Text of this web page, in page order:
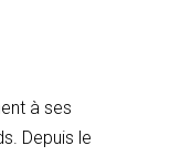
à ses
Depuis le